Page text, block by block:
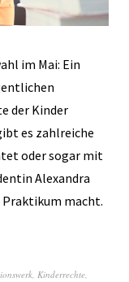
im Mai: Ein
der Kinder
es zahlreiche
oder sogar mit
Alexandra
Praktikum macht.
, Kinderrechte,